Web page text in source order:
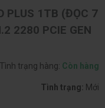
PLUS 1TB (ĐỌC 7
2280 PCIE GEN
Tình trạng hàng: Còn hàng
Tình trạng: Mới